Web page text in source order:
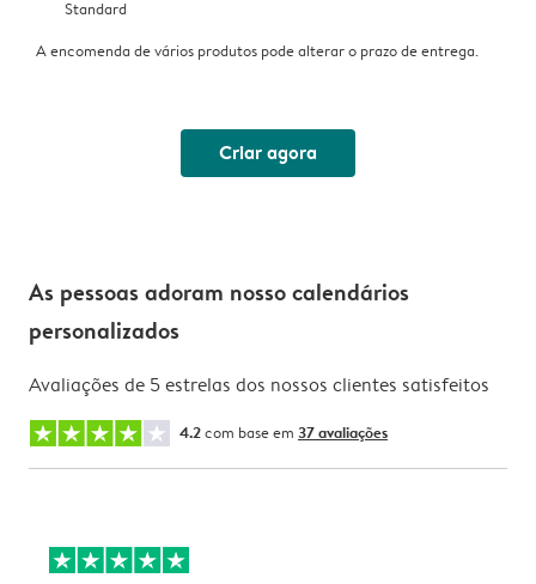
Standard
A encomenda de vários produtos pode alterar o prazo de entrega.
Criar agora
As pessoas adoram nosso calendários
personalizados
Avaliações de 5 estrelas dos nossos clientes satisfeitos
4.2com base em 37 avaliações